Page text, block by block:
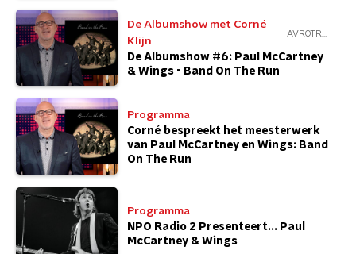
De Albumshow met Corné
Klijn
De Albumshow #6: Paul McCartney
& Wings - Band On The Run
Programma
Corné bespreekt het meesterwerk
van Paul McCartney en Wings: Band
On The Run
Programma
NPO Radio 2 Presenteert... Paul
McCartney & Wings